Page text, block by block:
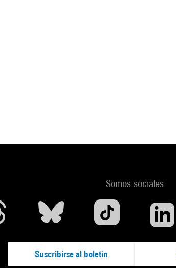
Somos sociales
Suscribirse al boletín